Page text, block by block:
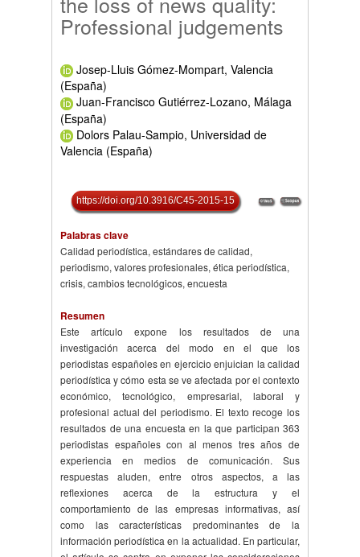
Professional judgements
Josep-Lluis Gómez-Mompart, Valencia
(España)
Juan-Francisco Gutiérrez-Lozano, Málaga
(España)
Dolors Palau-Sampio, Universidad de
Valencia (España)
https://doi.org/10.3916/C45-2015-15
Palabras clave
Calidad periodística, estándares de calidad,
periodismo, valores profesionales, ética periodística,
crisis, cambios tecnológicos, encuesta
Resumen
Este artículo expone los resultados de una
investigación acerca del modo en el que los
periodistas españoles en ejercicio enjuician la calidad
periodística y cómo esta se ve afectada por el contexto
económico, tecnológico, empresarial, laboral y
profesional actual del periodismo. El texto recoge los
resultados de una encuesta en la que participan 363
periodistas españoles con al menos tres años de
experiencia en medios de comunicación. Sus
respuestas aluden, entre otros aspectos, a las
reflexiones acerca de la estructura y el
comportamiento de las empresas informativas, así
como las características predominantes de la
información periodística en la actualidad. En particular,